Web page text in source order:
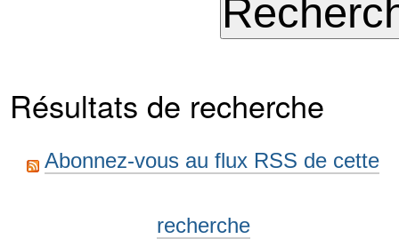
Résultats de recherche
Abonnez-vous au flux RSS de cette
recherche